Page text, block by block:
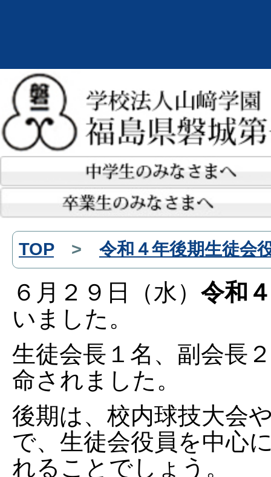
TOP> 令和４年後期生徒会
６月２９日（水） 令和
いました。
生徒会長１名、副会長
命されました。
後期は、校内球技大会
で、生徒会役員を中心
れることでしょう。